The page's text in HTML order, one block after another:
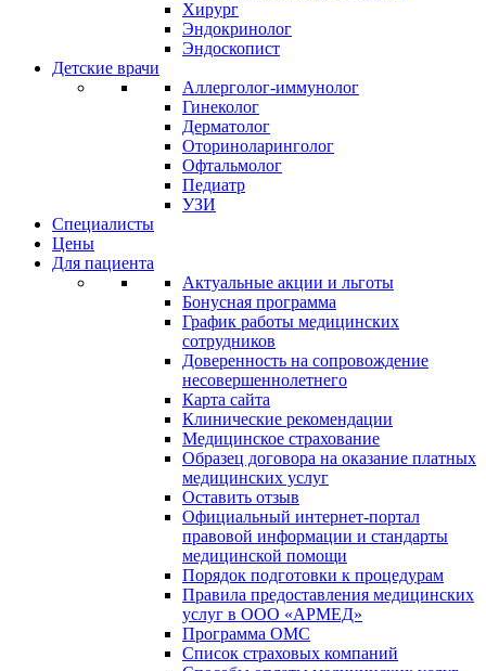
Хирург
Эндокринолог
Эндоскопист
Детские врачи
Аллерголог-иммунолог
Гинеколог
Дерматолог
Оториноларинголог
Офтальмолог
Педиатр
УЗИ
Специалисты
Цены
Для пациента
Актуальные акции и льготы
Бонусная программа
График работы медицинских
сотрудников
Доверенность на сопровождение
несовершеннолетнего
Карта сайта
Клинические рекомендации
Медицинское страхование
Образец договора на оказание платных
медицинских услуг
Оставить отзыв
Официальный интернет-портал
правовой информации и стандарты
медицинской помощи
Порядок подготовки к процедурам
Правила предоставления медицинских
услуг в ООО «АРМЕД»
Программа ОМС
Список страховых компаний